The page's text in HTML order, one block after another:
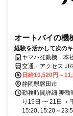
オートバイの機
経験を活かして次の
ヤマハ発動機 本
交通・アクセス
日給10,520円～
静岡県磐田市
勤務時間詳細 実働
り19日 〜 21日 ＜
15:20､15:20～